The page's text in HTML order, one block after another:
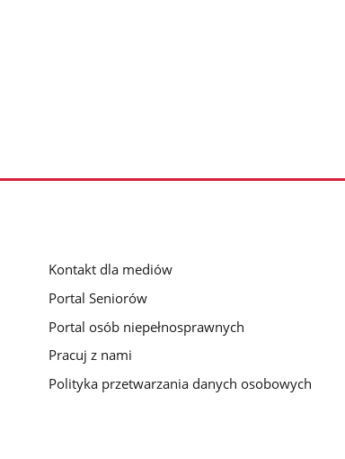
Kontakt dla mediów
Portal Seniorów
Portal osób niepełnosprawnych
Pracuj z nami
Polityka przetwarzania danych osobowych